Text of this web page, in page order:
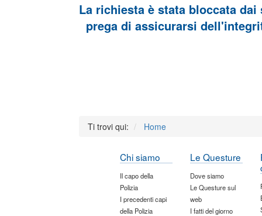
La richiesta è stata bloccata
prega di assicurarsi
Ti trovi qui: Home
Chi siamo
Il capo della
Polizia
I precedenti capi
della Polizia
Le Questure
Dove siamo
Le Questure sul
web
I fatti del giorno